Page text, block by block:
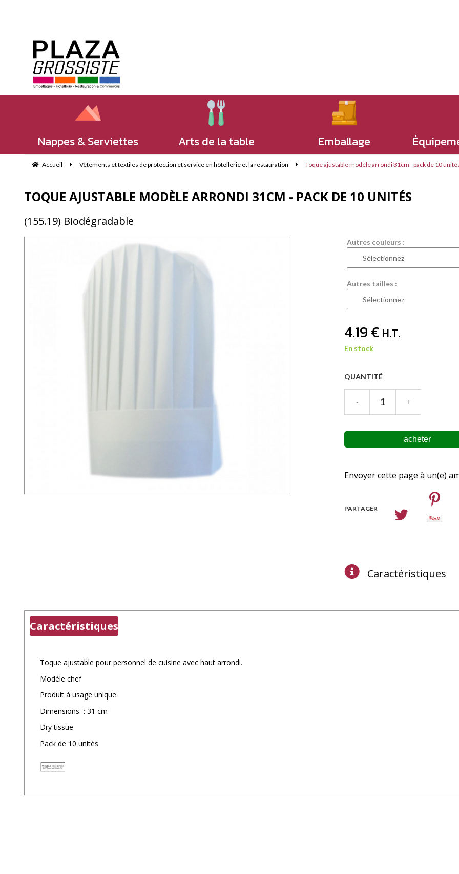
Nappes & Serviettes Arts de la table Emballage
Accueil Vêtements et textiles de protection et service en hôtellerie et la restauration Toque ajustable modèle arrondi 31cm - pack de 10
TOQUE AJUSTABLE MODÈLE ARRONDI 31CM - PACK DE 10 UNITÉS
(155.19) Biodégradable
Autres couleurs :
Autres tailles :
4.19€ H.T.
En stock
QUANTITÉ
Envoyer cette page à un(e)
PARTAGER
Caractéristiques
Caractéristiques
Toque ajustable pour personnel de cuisine avec haut arrondi.
Modèle chef
Produit à usage unique.
Dimensions : 31 cm
Dry tissue
Pack de 10 unités